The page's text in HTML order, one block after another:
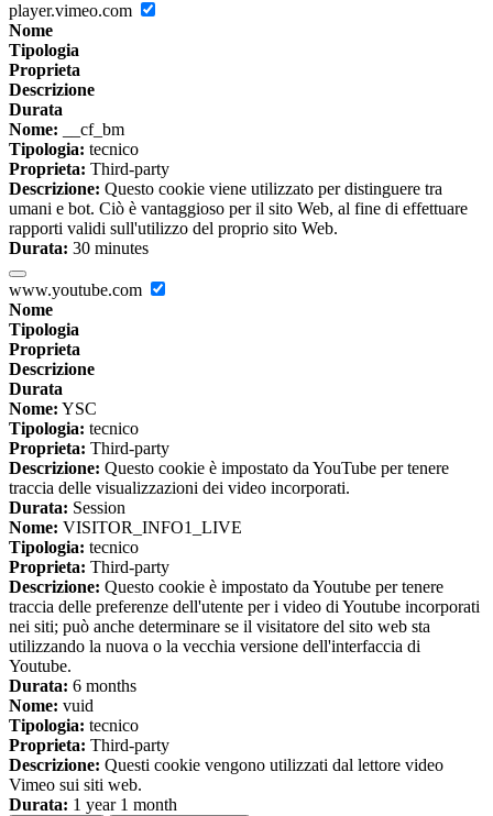
player.vimeo.com
Nome
Tipologia
Proprieta
Descrizione
Durata
Nome: __cf_bm
Tipologia: tecnico
Proprieta: Third-party
Descrizione: Questo cookie viene utilizzato per distinguere tra
umani e bot. Ciò è vantaggioso per il sito Web, al fine di effettuare
rapporti validi sull'utilizzo del proprio sito Web.
Durata: 30 minutes
www.youtube.com
Nome
Tipologia
Proprieta
Descrizione
Durata
Nome: YSC
Tipologia: tecnico
Proprieta: Third-party
Descrizione: Questo cookie è impostato da YouTube per tenere
traccia delle visualizzazioni dei video incorporati.
Durata: Session
Nome: VISITOR_INFO1_LIVE
Tipologia: tecnico
Proprieta: Third-party
Descrizione: Questo cookie è impostato da Youtube per tenere
traccia delle preferenze dell'utente per i video di Youtube incorporati
nei siti; può anche determinare se il visitatore del sito web sta
utilizzando la nuova o la vecchia versione dell'interfaccia di
Youtube.
Durata: 6 months
Nome: vuid
Tipologia: tecnico
Proprieta: Third-party
Descrizione: Questi cookie vengono utilizzati dal lettore video
Vimeo sui siti web.
Durata: 1 year 1 month